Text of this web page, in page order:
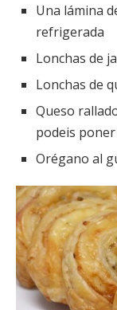
Una lámina
refrigerada
Lonchas de
Lonchas de
Queso
podeis
Orégano al